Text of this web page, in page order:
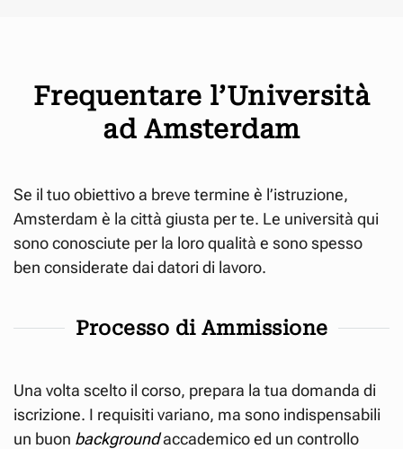
Frequentare l’Università
ad Amsterdam
Se il tuo obiettivo a breve termine è l’istruzione,
Amsterdam è la città giusta per te. Le università qui
sono conosciute per la loro qualità e sono spesso
ben considerate dai datori di lavoro.
Processo di Ammissione
Una volta scelto il corso, prepara la tua domanda di
iscrizione. I requisiti variano, ma sono indispensabili
un buon backgroundaccademico ed un controllo